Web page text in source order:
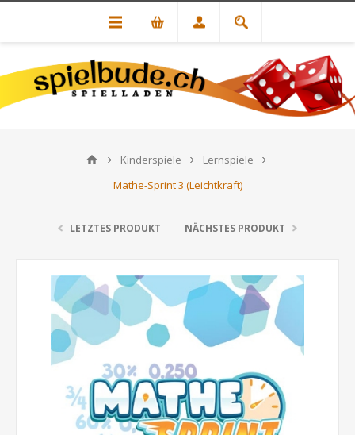
Kinderspiele
Lernspiele
Mathe-Sprint 3 (Leichtkraft)
LETZTES PRODUKT NÄCHSTES PRODUKT